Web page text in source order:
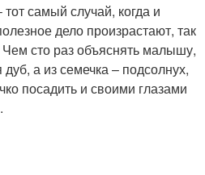
самый случай, когда и
дело произрастают, так
сто раз объяснять малышу,
дуб, а из семечка – подсолнух,
посадить и своими глазами